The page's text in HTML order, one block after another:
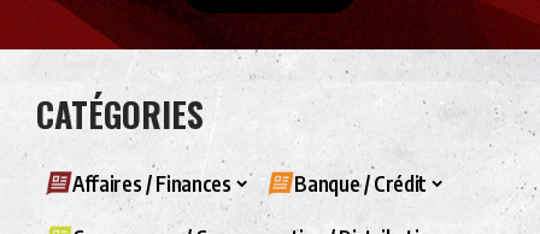
CATÉGORIES
Affaires / Finances Banque / Crédit